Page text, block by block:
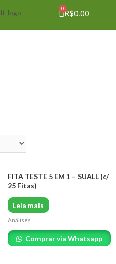
R$0,00
0
FITA TESTE 5 EM 1 – SUALL (c/
25 Fitas)
Leia mais
Análises
Comprar via Whatsapp